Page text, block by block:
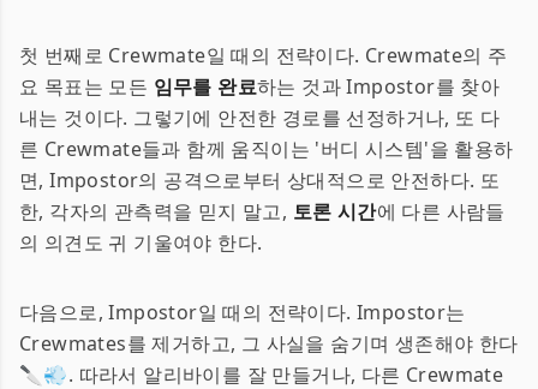
첫 번째로 Crewmate일 때의 전략이다. Crewmate의 주
요 목표는 모든 임무를 완료하는 것과 Impostor를 찾아
내는 것이다. 그렇기에 안전한 경로를 선정하거나, 또 다
른 Crewmate들과 함께 움직이는 '버디 시스템'을 활용하
면, Impostor의 공격으로부터 상대적으로 안전하다. 또
한, 각자의 관측력을 믿지 말고, 토론 시간에 다른 사람들
의 의견도 귀 기울여야 한다.
다음으로, Impostor일 때의 전략이다. Impostor는
Crewmates를 제거하고, 그 사실을 숨기며 생존해야 한다
🔪💨. 따라서 알리바이를 잘 만들거나, 다른 Crewmate